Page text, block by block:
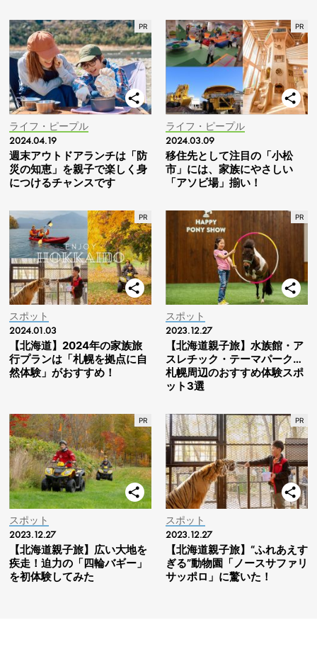
ライフ・ピープル
2024.04.19
週末アウトドアランチは「防
災の知恵」を親子で楽しく身
につけるチャンスです
ライフ・ピープル
2024.03.09
移住先として注目の「小松
市」には、家族にやさしい
「アソビ場」揃い！
スポット
2024.01.03
【北海道】2024年の家族旅
行プランは「札幌を拠点に自
然体験」がおすすめ！
スポット
2023.12.27
【北海道親子旅】水族館・ア
スレチック・テーマパーク…
札幌周辺のおすすめ体験スポ
ット3選
スポット
2023.12.27
【北海道親子旅】広い大地を
疾走！迫力の「四輪バギー」
を初体験してみた
スポット
2023.12.27
【北海道親子旅】“ふれあえす
ぎる”動物園「ノースサファリ
サッポロ」に驚いた！